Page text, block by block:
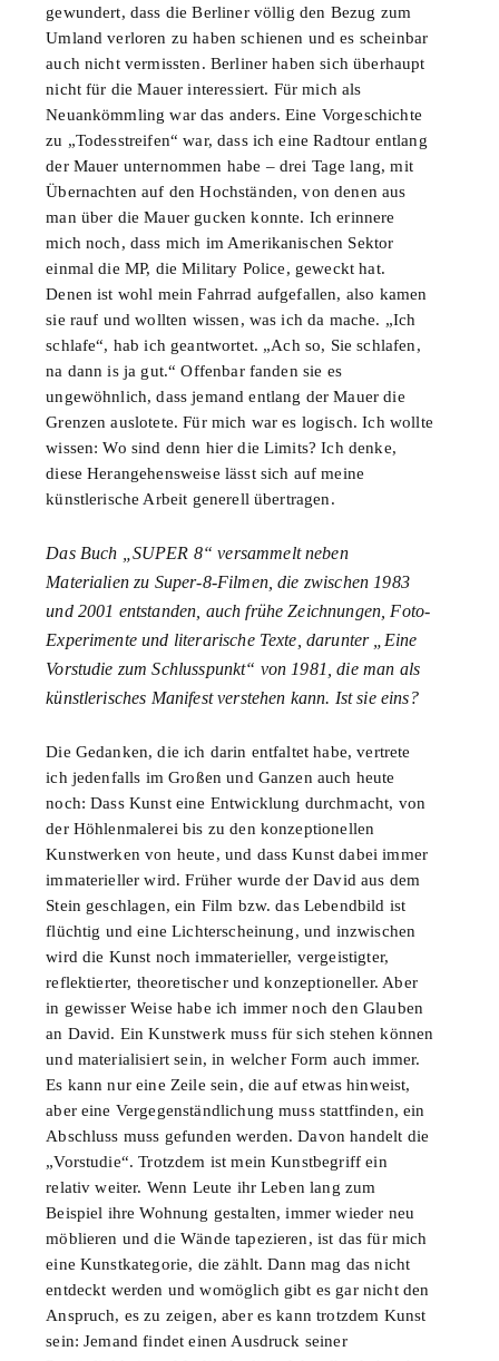
gewundert, dass die Berliner völlig den Bezug zum
Umland verloren zu haben schienen und es scheinbar
auch nicht vermissten. Berliner haben sich überhaupt
nicht für die Mauer interessiert. Für mich als
Neuankömmling war das anders. Eine Vorgeschichte
zu „Todesstreifen“ war, dass ich eine Radtour entlang
der Mauer unternommen habe – drei Tage lang, mit
Übernachten auf den Hochständen, von denen aus
man über die Mauer gucken konnte. Ich erinnere
mich noch, dass mich im Amerikanischen Sektor
einmal die MP, die Military Police, geweckt hat.
Denen ist wohl mein Fahrrad aufgefallen, also kamen
sie rauf und wollten wissen, was ich da mache. „Ich
schlafe“, hab ich geantwortet. „Ach so, Sie schlafen,
na dann is ja gut.“ Offenbar fanden sie es
ungewöhnlich, dass jemand entlang der Mauer die
Grenzen auslotete. Für mich war es logisch. Ich wollte
wissen: Wo sind denn hier die Limits? Ich denke,
diese Herangehensweise lässt sich auf meine
künstlerische Arbeit generell übertragen.
Das Buch „SUPER 8“ versammelt neben
Materialien zu Super-8-Filmen, die zwischen 1983
und 2001 entstanden, auch frühe Zeichnungen, Foto-
Experimente und literarische Texte, darunter „Eine
Vorstudie zum Schlusspunkt“ von 1981, die man als
künstlerisches Manifest verstehen kann. Ist sie eins?
Die Gedanken, die ich darin entfaltet habe, vertrete
ich jedenfalls im Großen und Ganzen auch heute
noch: Dass Kunst eine Entwicklung durchmacht, von
der Höhlenmalerei bis zu den konzeptionellen
Kunstwerken von heute, und dass Kunst dabei immer
immaterieller wird. Früher wurde der David aus dem
Stein geschlagen, ein Film bzw. das Lebendbild ist
flüchtig und eine Lichterscheinung, und inzwischen
wird die Kunst noch immaterieller, vergeistigter,
reflektierter, theoretischer und konzeptioneller. Aber
in gewisser Weise habe ich immer noch den Glauben
an David. Ein Kunstwerk muss für sich stehen können
und materialisiert sein, in welcher Form auch immer.
Es kann nur eine Zeile sein, die auf etwas hinweist,
aber eine Vergegenständlichung muss stattfinden, ein
Abschluss muss gefunden werden. Davon handelt die
„Vorstudie“. Trotzdem ist mein Kunstbegriff ein
relativ weiter. Wenn Leute ihr Leben lang zum
Beispiel ihre Wohnung gestalten, immer wieder neu
möblieren und die Wände tapezieren, ist das für mich
eine Kunstkategorie, die zählt. Dann mag das nicht
entdeckt werden und womöglich gibt es gar nicht den
Anspruch, es zu zeigen, aber es kann trotzdem Kunst
sein: Jemand findet einen Ausdruck seiner